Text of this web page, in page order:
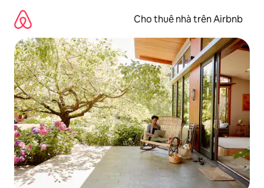
dung
Cho thuê nhà trên Airbnb